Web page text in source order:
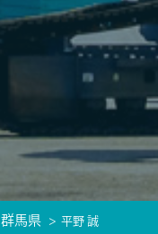
群馬県 平野 誠